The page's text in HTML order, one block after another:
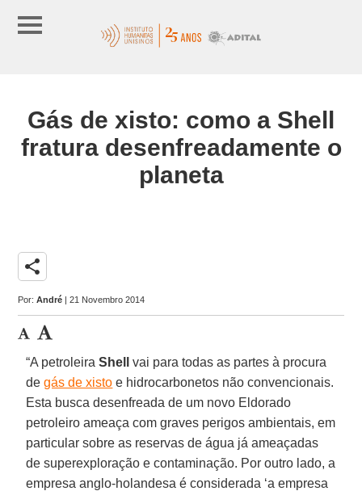
Gás de xisto: como a Shell
fratura desenfreadamente o
planeta
share
Por:André | 21 Novembro 2014
“A petroleiraShell
vai para todas as partes à procura
degás de xisto e hidrocarbonetos não convencionais.
Esta busca desenfreada de um novo Eldorado
petroleiro ameaça com graves perigos ambientais, em
particular sobre as reservas de água já ameaçadas
de superexploração e contaminação. Por outro lado, a
empresa anglo-holandesa é considerada ‘a empresa